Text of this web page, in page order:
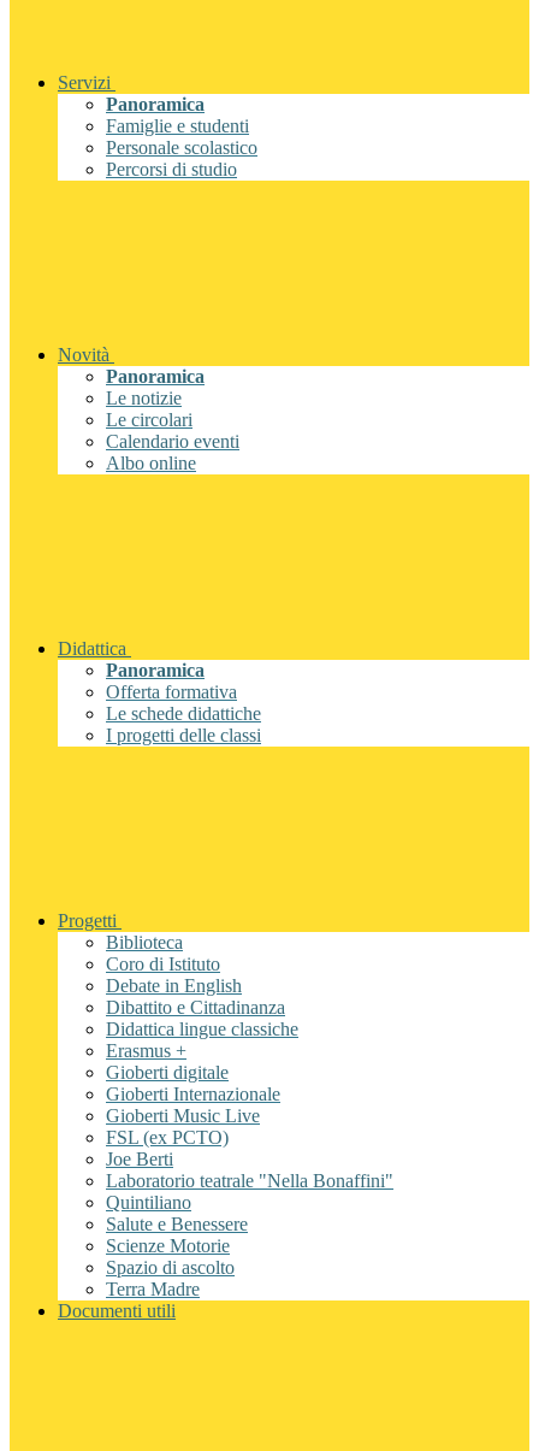
Servizi
Panoramica
Famiglie e studenti
Personale scolastico
Percorsi di studio
Novità
Panoramica
Le notizie
Le circolari
Calendario eventi
Albo online
Didattica
Panoramica
Offerta formativa
Le schede didattiche
I progetti delle classi
Progetti
Biblioteca
Coro di Istituto
Debate in English
Dibattito e Cittadinanza
Didattica lingue classiche
Erasmus +
Gioberti digitale
Gioberti Internazionale
Gioberti Music Live
FSL (ex PCTO)
Joe Berti
Laboratorio teatrale "Nella Bonaffini"
Quintiliano
Salute e Benessere
Scienze Motorie
Spazio di ascolto
Terra Madre
Documenti utili